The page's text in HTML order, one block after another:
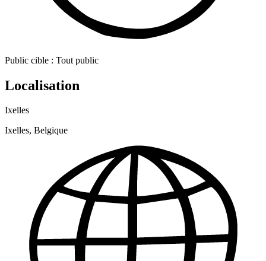
Public cible : Tout public
Localisation
Ixelles
Ixelles, Belgique